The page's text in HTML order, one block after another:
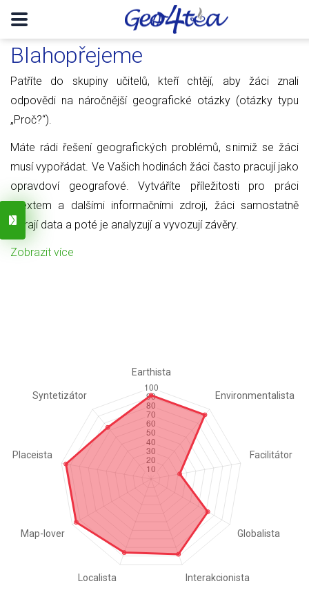
Blahopřejeme
Patříte do skupiny učitelů, kteří chtějí, aby žáci znali
odpovědi na náročnější geografické otázky (otázky typu
„Proč?“).
Máte rádi řešení geografických problémů, s nimiž se žáci
musí vypořádat. Ve Vašich hodinách žáci často pracují jako
opravdoví geografové. Vytváříte příležitosti pro práci
s textem a dalšími informačními zdroji, žáci samostatně
sbírají data a poté je analyzují a vyvozují závěry.
Zobrazit více